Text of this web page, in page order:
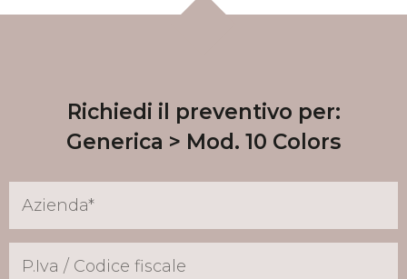
Richiedi il preventivo per:
Generica
Mod. 10 Colors